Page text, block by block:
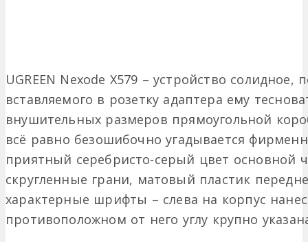
UGREEN Nexode X579 – устройство
вставляемого в розетку адаптера ему
внушительных размеров прямоугольной
всё равно безошибочно угадывается
приятный серебристо-серый цвет основной
скругленные грани, матовый пластик
характерные шрифты – слева на корпус
противоположном от него углу крупно